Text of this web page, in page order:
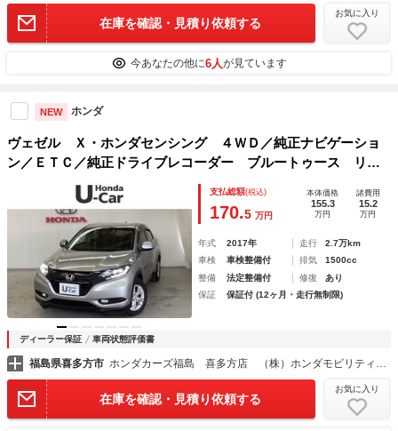
在庫を確認・見積り依頼する
お気に入り
今あなたの他に6人が見ています
NEW ホンダ
ヴェゼル Ｘ・ホンダセンシング ４ＷＤ／純正ナビゲーショ
ン／ＥＴＣ／純正ドライブレコーダー ブルートゥース リヤ
カメラ ＡＷＤ イモビライザー ＡＢＳ ミュージックプレ
イヤー接続可 運転席エアバッグ キーレスエントリー 横滑
り防止
支払総額(税込)
170.5 万円
本体価格
155.3
万円
諸費用
15.2
万円
年式 2017年 走行
2.7万km
車検
車検整備付 排気
1500cc
整備
法定整備付 修復
あり
保証
保証付 (12ヶ月・走行無制限)
ディーラー保証 車両状態評価書
福島県喜多方市 ホンダカーズ福島 喜多方店 （株）ホンダモビリティ東北
在庫を確認・見積り依頼する
お気に入り